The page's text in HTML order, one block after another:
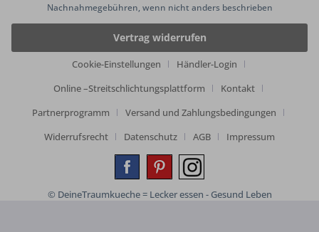
Nachnahmegebühren, wenn nicht anders beschrieben
Vertrag widerrufen
Cookie-Einstellungen
Händler-Login
Online –Streitschlichtungsplattform
Kontakt
Partnerprogramm
Versand und Zahlungsbedingungen
Widerrufsrecht
Datenschutz AGB Impressum
© DeineTraumkueche = Lecker essen - Gesund Leben